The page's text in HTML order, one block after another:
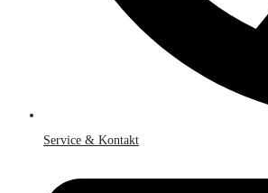
Service & Kontakt